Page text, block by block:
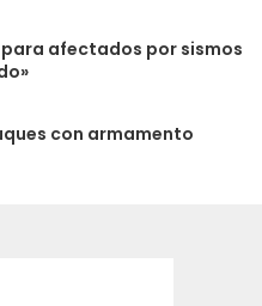
afectados por sismos
con armamento